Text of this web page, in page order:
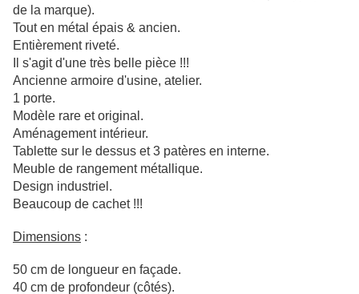
de la marque).
Tout en métal épais & ancien.
Entièrement riveté.
Il s'agit d'une très belle pièce !!!
Ancienne armoire d'usine, atelier.
1 porte.
Modèle rare et original.
Aménagement intérieur.
Tablette sur le dessus et 3 patères en interne.
Meuble de rangement métallique.
Design industriel.
Beaucoup de cachet !!!
Dimensions :
50 cm de longueur en façade.
40 cm de profondeur (côtés).